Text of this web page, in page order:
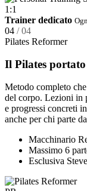
1:1
Trainer dedicato
04 / 04
Pilates Reformer
Il Pilates
Metodo completo
del corpo. Lezioni in
e progressi concreti
anche per chi parte
Macchinario
Massimo 6
Esclusiva